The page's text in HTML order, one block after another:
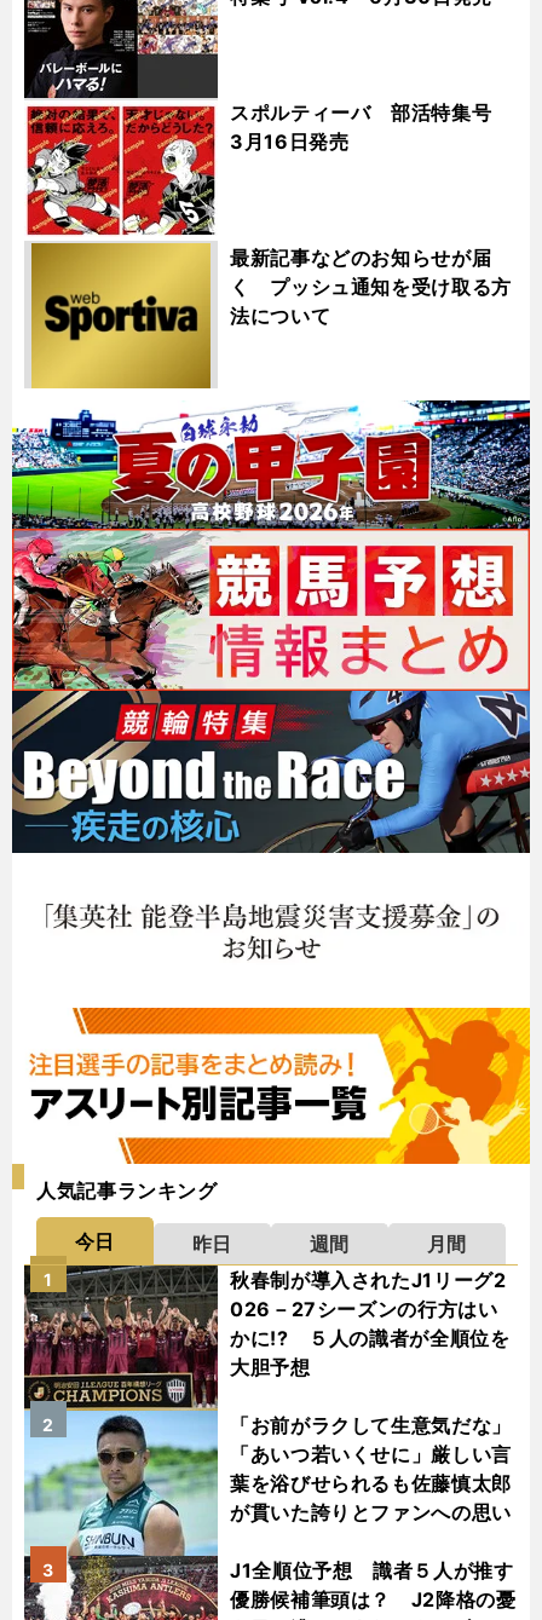
スポルティーバ 部活特集号
3月16日発売
最新記事などのお知らせが届
く プッシュ通知を受け取る方
法について
人気記事ランキング
今日 昨日 週間
月間
秋春制が導入されたJ1リーグ2
026－27シーズンの行方はい
かに!? ５人の識者が全順位を
大胆予想
1
「お前がラクして生意気だな」
「あいつ若いくせに」厳しい言
葉を浴びせられるも佐藤慎太郎
が貫いた誇りとファンへの思い
2
J1全順位予想 識者５人が推す
優勝候補筆頭は？ J2降格の憂
3